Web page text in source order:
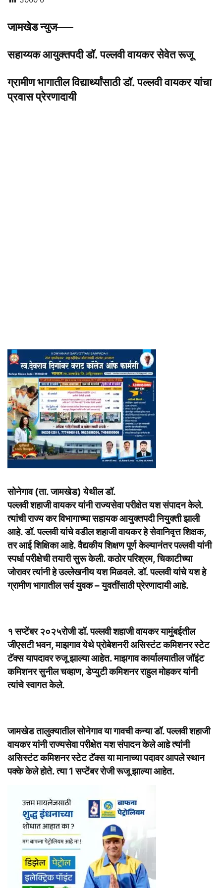
जामखेड न्युज—–
सहाय्यक आयुक्तपदी डॉ. पल्लवी वायकर सेवेत रूजू
ग्रामीण भागातील विद्यार्थ्यांसाठी डॉ. पल्लवी वायकर यांचा
प्रवास प्रेरणादायी
सोनेगाव (ता. जामखेड) येथील डॉ.
पल्लवी शहाजी वायकर यांनी राज्यसेवा परीक्षेतयश संपादन केले.
त्यांची राज्य कर विभागाच्या सहायक आयुक्तपदी नियुक्ती झाली
आहे. डॉ. पल्लवी यांचे वडील शहाजी वायकर हे सेवानिवृत्त शिक्षक,
तर आई शिक्षिका आहे. वैद्यकीय शिक्षण पूर्ण केल्यानंतर पल्लवी यांनी
स्पर्धा परीक्षेची तयारी सुरू केली. कठोर परिश्रम, चिकाटीच्या
जोरावर त्यांनी हे उल्लेखनीय यश मिळवले. डॉ. पल्लवी यांचे यश हे
ग्रामीण भागातील सर्व युवक – युवतींसाठी प्रेरणादायी आहे.
१ सप्टेंबर २०२५रोजी डॉ. पल्लवी शहाजी वायकर यामुंबईतील
जीएसटी भवन, माझगाव येथे प्रोबेशनरी असिस्टंट कमिशनर स्टेट
टॅक्स यापदावर रुजू झाल्या आहेत. माझगाव कार्यालयातील जॉइंट
कमिशनर सुनील चव्हाण, डेप्युटी कमिशनर राहुल मोहकर यांनी
त्यांचे स्वागत केले.
जामखेड तालुक्यातील सोनेगाव या गावची कन्या डॉ. पल्लवी शहाजी
वायकर यांनी राज्यसेवा परीक्षेत यश संपादन केले आहे त्यांनी
असिस्टंट कमिशनर स्टेट टॅक्स या मानाच्या पदावर आपले स्थान
पक्के केले होते. त्या 1 सप्टेंबर रोजी रूजू झाल्या आहेत.